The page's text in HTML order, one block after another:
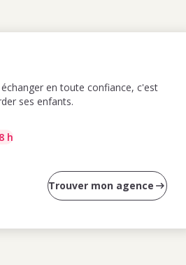
en toute confiance, c'est
ses enfants.
h
Trouver mon agence